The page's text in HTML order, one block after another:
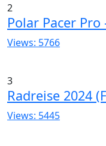
2
Polar Pacer
Views: 5766
3
Radreise 2024
Views: 5445